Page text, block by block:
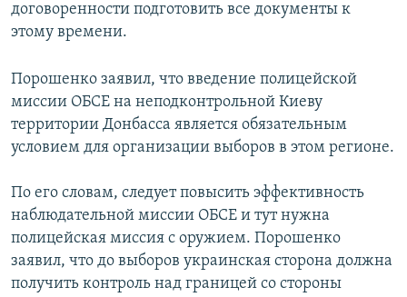
договоренности подготовить все документы к
этому времени.
Порошенко заявил, что введение полицейской
миссии ОБСЕ на неподконтрольной Киеву
территории Донбасса является обязательным
условием для организации выборов в этом регионе.
По его словам, следует повысить эффективность
наблюдательной миссии ОБСЕ и тут нужна
полицейская миссия с оружием. Порошенко
заявил, что до выборов украинская сторона должна
получить контроль над границей со стороны